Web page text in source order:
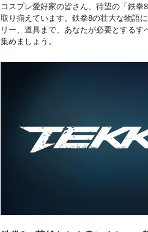
コスプレ愛好家の皆さん、待望の「鉄
取り揃えています。鉄拳8の壮大な物語
リー、道具まで、あなたが必要とする
集めましょう。